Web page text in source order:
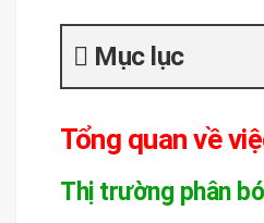
Mục lục
Tổng quan về
Thị trường phân